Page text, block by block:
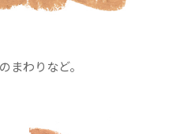
まわりなど。